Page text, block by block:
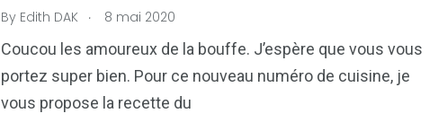
By Edith DAK . 8 mai 2020
Coucou les amoureux de la bouffe. J’espère que vous vous
portez super bien. Pour ce nouveau numéro de cuisine, je
vous propose la recette du